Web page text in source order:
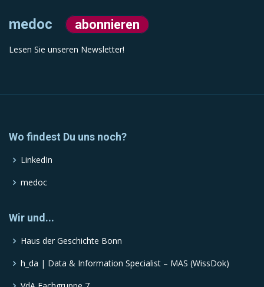
medoc abonnieren
Lesen Sie unseren Newsletter!
Wo findest Du uns noch?
LinkedIn
medoc
Wir und...
Haus der Geschichte Bonn
h_da | Data & Information Specialist – MAS (WissDok)